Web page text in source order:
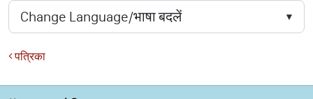
पत्रिका